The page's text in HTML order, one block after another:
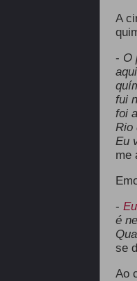
A
- O
fui
foi
Rio
Eu
me
-
é
se
Ao